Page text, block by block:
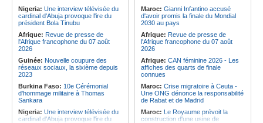
Rome et Kigali discutent
d'une possible externalisation au
pays des procédures d'asile à
destination de l'Italie
destination de l'Italie
Somalie:Le camp de Galkayo
frappé par une violente attaque des
Forces du Puntland
Nigeria: Une interview télévisée du
cardinal d'Abuja provoque l'ire du
président Bola Tinubu
Afrique: Revue de presse de
l'Afrique francophone du 07 août
2026
Guinée: Nouvelle coupure des
réseaux sociaux, la sixième depuis
2023
Burkina Faso: 10e Cérémonial
d'hommage militaire à Thomas
Sankara
Nigeria: Une interview télévisée du
cardinal d'Abuja provoque l'ire du
Maroc: Gianni Infantino accusé
d'avoir promis la finale du Mondial
2030 au pays
Afrique: Revue de presse de
l'Afrique francophone du 07 août
2026
Afrique: CAN féminine 2026 - Les
affiches des quarts de finale
connues
Maroc: Crise migratoire à Ceuta -
Une ONG dénonce la responsabilité
de Rabat et de Madrid
Maroc: Le Royaume prévoit la
construction d'une usine de